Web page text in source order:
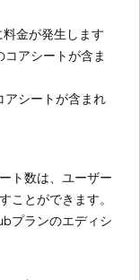
金が発生します
アシートが含ま
シートが含まれ
ト数は、ユーザー
ことができます。
プランのエディシ